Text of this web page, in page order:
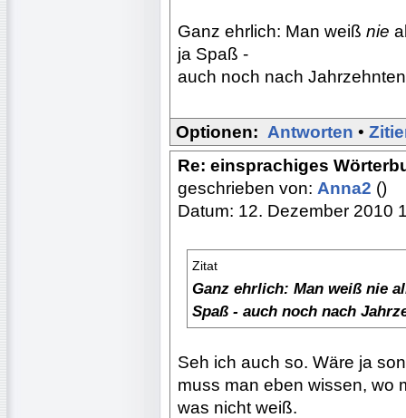
Ganz ehrlich: Man weiß nie
ja Spaß -
auch noch nach
Optionen: Antworten •
Re: einsprachiges
geschrieben von: Anna2 ()
Datum: 12. Dezember 2010
Zitat
Ganz ehrlich: Man weiß nie
Spaß - auch noch nach
Seh ich auch so. Wäre ja
muss man eben wissen, wo
was nicht weiß.